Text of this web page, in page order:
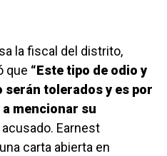
la fiscal del distrito,
que “Este tipo de odio y
serán tolerados y es por
mencionar su
Earnest
carta abierta en